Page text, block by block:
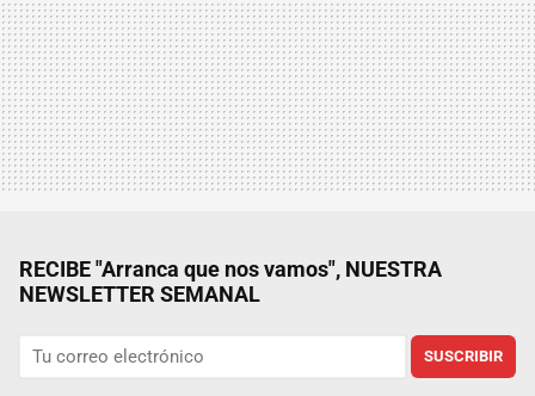
RECIBE "Arranca que nos vamos", NUESTRA
NEWSLETTER SEMANAL
SUSCRIBIR